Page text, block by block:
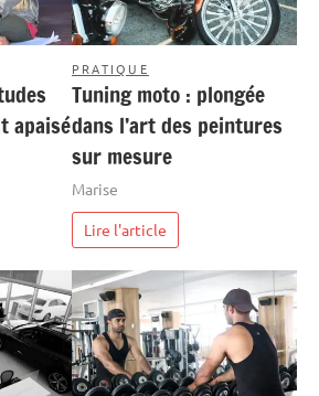
apaisé
PRATIQUE
Tuning moto : plongée
dans l’art des peintures
sur mesure
Marise
Lire l'article